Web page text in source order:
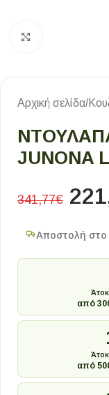
Αρχική σελίδα/
JUNONA
341,77€
Αποστολή
από
από